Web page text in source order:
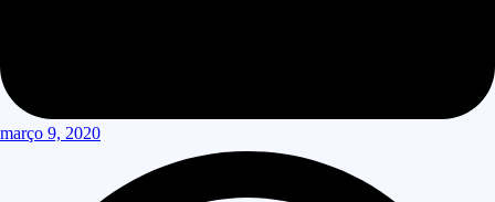
março 9, 2020